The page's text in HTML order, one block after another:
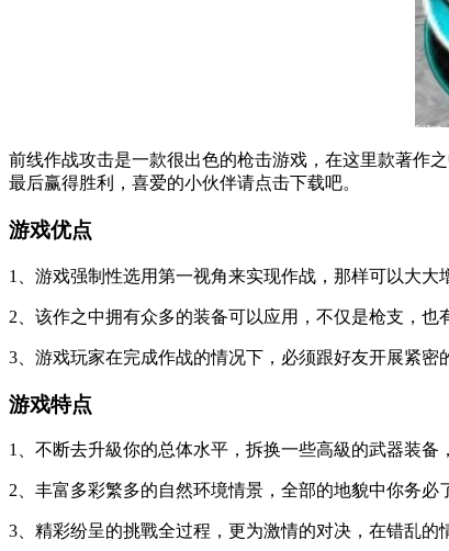
前线作战攻击是一款很出色的枪击游戏，在这里款著作
最后赢得胜利，喜爱的小伙伴请点击下载吧。
游戏优点
1、游戏强制性选用第一视角来实现作战，那样可以大大
2、该作之中拥有众多的装备可以应用，不仅是枪支，也
3、游戏玩家在完成作战的情况下，必须跟好友开展紧密
游戏特点
1、不断去升級你的总体水平，拆换一些高級的武器装备
2、丰富多彩繁多的自然环境情景，全部的地貌中你务必
3、精彩纷呈的挑戰全过程，更为激情的对决，在错乱的